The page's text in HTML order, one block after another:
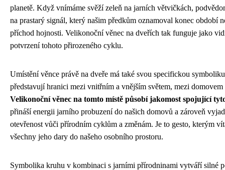
planetě. Když vnímáme svěží zeleň na jarních větvičkách,
na prastarý signál, který našim předkům oznamoval konec období
příchod hojnosti. Velikonoční věnec na dveřích tak funguje jako
potvrzení tohoto přirozeného cyklu.
Umístění věnce právě na dveře má také svou specifickou
představují hranici mezi vnitřním a vnějším světem, mezi
Velikonoční věnec na tomto místě působí jakomost spojující
přináší energii jarního probuzení do našich domovů a zároveň
otevřenost vůči přírodním cyklům a změnám. Je to gesto, kterým
všechny jeho dary do našeho osobního prostoru.
Symbolika kruhu v kombinaci s jarními přírodninami vytváří silné